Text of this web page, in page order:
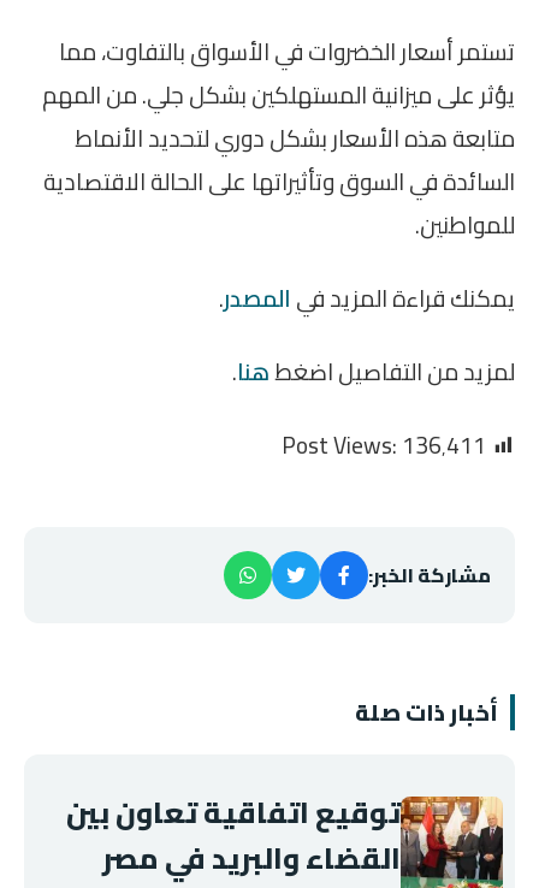
تستمر أسعار الخضروات في الأسواق بالتفاوت، مما
يؤثر على ميزانية المستهلكين بشكل جلي. من المهم
متابعة هذه الأسعار بشكل دوري لتحديد الأنماط
السائدة في السوق وتأثيراتها على الحالة الاقتصادية
للمواطنين.
يمكنك قراءة المزيد فيالمصدر.
لمزيد من التفاصيل اضغطهنا.
Post Views:136٬411
مشاركة الخبر:
أخبار ذات صلة
توقيع اتفاقية تعاون بين
القضاء والبريد في مصر